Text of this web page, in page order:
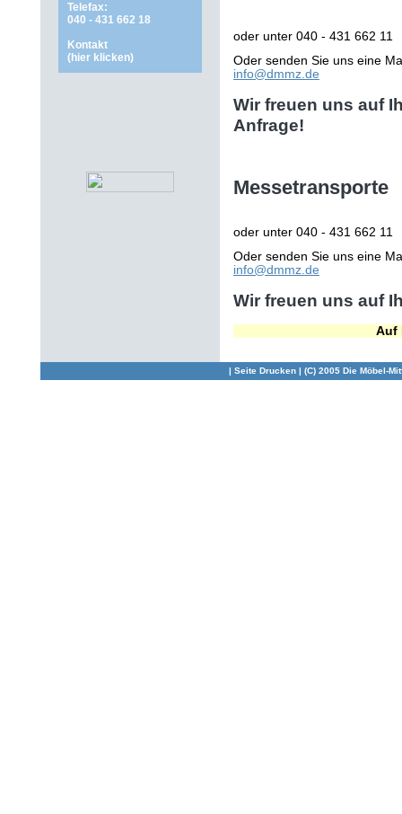
Telefax:
040 - 431 662 18
Kontakt
(hier klicken)
oder unter 040 - 431 662 11
Oder senden Sie uns eine
info@dmmz.de
Wir freuen uns auf
Anfrage!
Messetransporte
oder unter 040 - 431 662 11
Oder senden Sie uns eine
info@dmmz.de
Wir freuen uns auf
Auf
| Seite Drucken | (C) 2005 Die Möbel-